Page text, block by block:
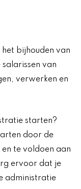
bijhouden van
van
verwerken en
starten?
door de
te voldoen aan
ervoor dat je
administratie